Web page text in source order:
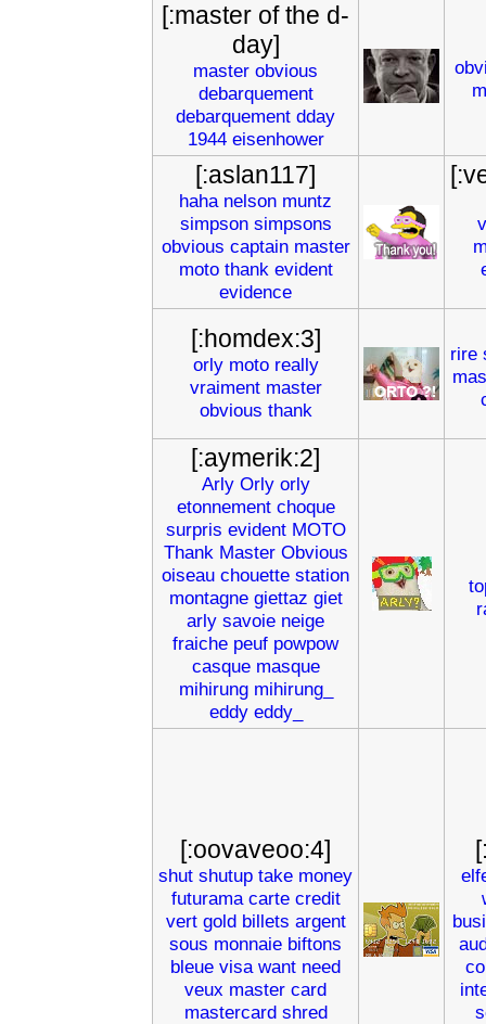
[:master of the d-
day]
master obvious
debarquement
debarquement dday
1944 eisenhower
[:aslan117]
haha nelson muntz
simpson simpsons
obvious captain master
moto thank evident
evidence
[:homdex:3]
orly moto really
vraiment master
obvious thank
rire
[:aymerik:2]
Arly Orly orly
etonnement choque
surpris evident MOTO
Thank Master Obvious
oiseau chouette station
montagne giettaz giet
arly savoie neige
fraiche peuf powpow
casque masque
mihirung mihirung_
eddy eddy_
[:oovaveoo:4]
shut shutup take money
futurama carte credit
vert gold billets argent
sous monnaie biftons
bleue visa want need
veux master card
mastercard shred